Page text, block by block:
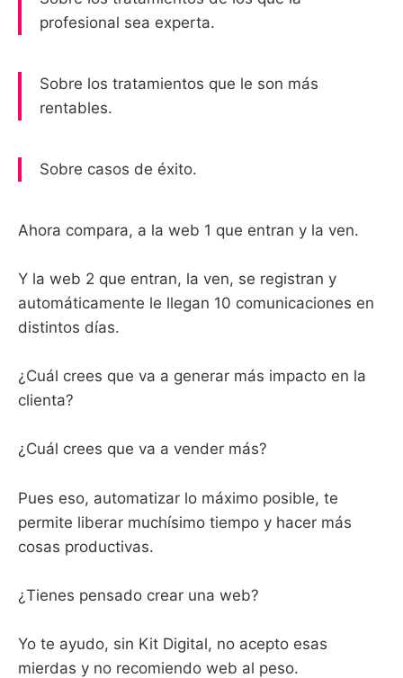
profesional sea experta.
Sobre los tratamientos que le son más
rentables.
Sobre casos de éxito.
Ahora compara, a la web 1 que entran y la ven.
Y la web 2 que entran, la ven, se registran y
automáticamente le llegan 10 comunicaciones en
distintos días.
¿Cuál crees que va a generar más impacto en la
clienta?
¿Cuál crees que va a vender más?
Pues eso, automatizar lo máximo posible, te
permite liberar muchísimo tiempo y hacer más
cosas productivas.
¿Tienes pensado crear una web?
Yo te ayudo, sin Kit Digital, no acepto esas
mierdas y no recomiendo web al peso.